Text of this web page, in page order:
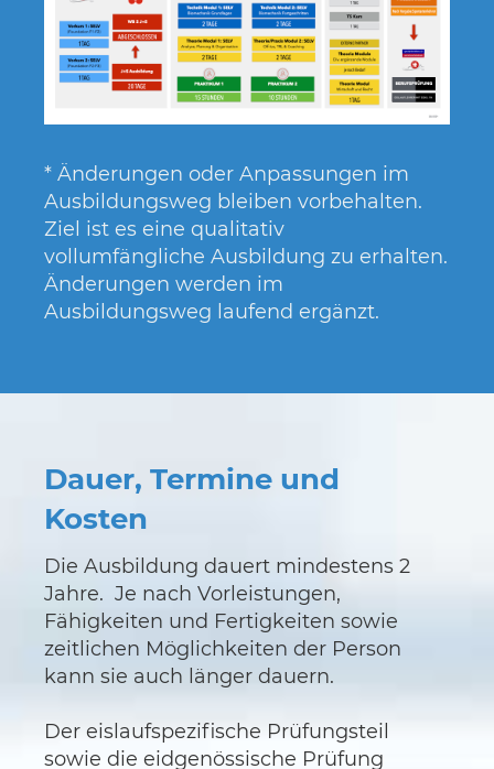
* Änderungen oder Anpassungen im
Ausbildungsweg bleiben vorbehalten.
Ziel ist es eine qualitativ
vollumfängliche Ausbildung zu erhalten.
Änderungen werden im
Ausbildungsweg laufend ergänzt.
Dauer, Termine und
Kosten
Die Ausbildung dauert mindestens 2
Jahre. Je nach Vorleistungen,
Fähigkeiten und Fertigkeiten sowie
zeitlichen Möglichkeiten der Person
kann sie auch länger dauern.
Der eislaufspezifische Prüfungsteil
sowie die eidgenössische Prüfung